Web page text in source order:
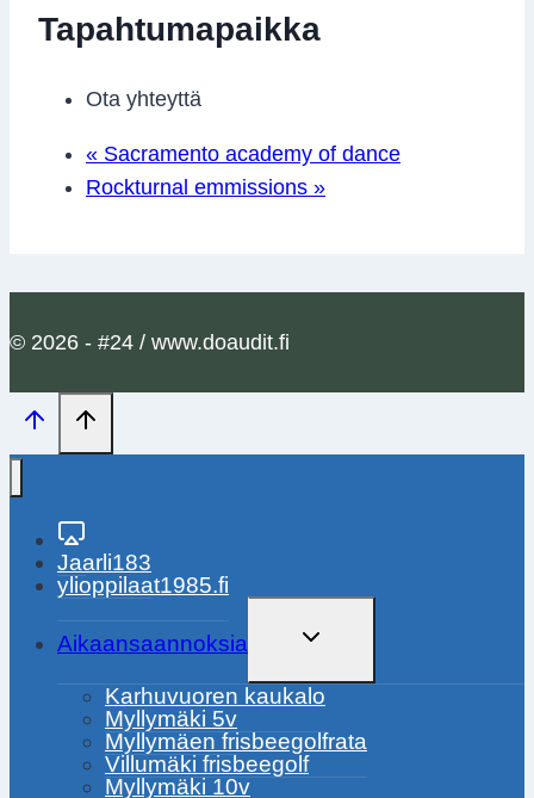
Tapahtumapaikka
Ota yhteyttä
« Sacramento academy of dance
Rockturnal emmissions »
© 2026 - #24 / www.doaudit.fi
Jaarli183
ylioppilaat1985.fi
Aikaansaannoksia
TOGGLE
MENU
Karhuvuoren kaukalo
Myllymäki 5v
Myllymäen frisbeegolfrata
Villumäki frisbeegolf
Myllymäki 10v